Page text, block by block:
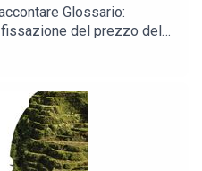
Glossario:
del prezzo del